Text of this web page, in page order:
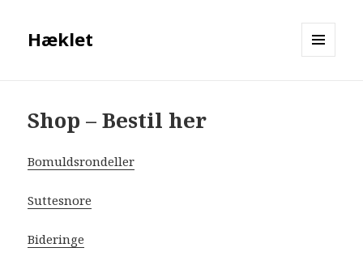
Hæklet
Shop – Bestil her
Bomuldsrondeller
Suttesnore
Bideringe